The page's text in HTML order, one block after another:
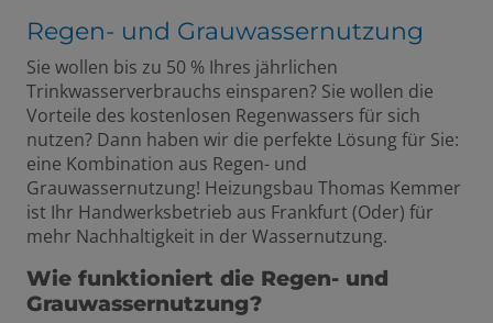
Regen- und Grauwassernutzung
Sie wollen bis zu 50 % Ihres jährlichen
Trinkwasserverbrauchs einsparen? Sie wollen die
Vorteile des kostenlosen Regenwassers für sich
nutzen? Dann haben wir die perfekte Lösung für Sie:
eine Kombination aus Regen- und
Grauwassernutzung! Heizungsbau Thomas Kemmer
ist Ihr Handwerksbetrieb aus Frankfurt (Oder) für
mehr Nachhaltigkeit in der Wassernutzung.
Wie funktioniert die Regen- und
Grauwassernutzung?